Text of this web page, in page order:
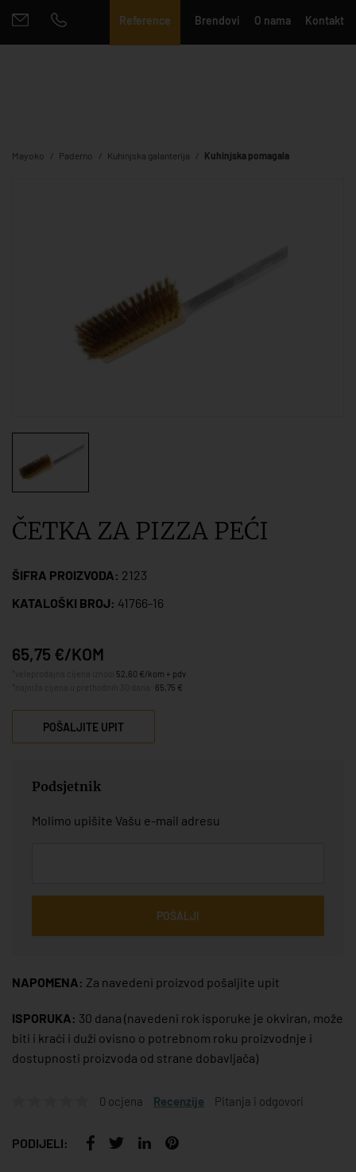
Reference Brendovi O nama Kontakt
Mayoko Paderno Kuhinjska galanterija Kuhinjska pomagala
ČETKA ZA PIZZA PEĆI
ŠIFRA PROIZVODA: 2123
KATALOŠKI BROJ: 41766-16
65,75 €/KOM
52,60 €/kom + pdv
65,75 €
POŠALJITE UPIT
Podsjetnik
Molimo upišite Vašu e-mail adresu
POŠALJI
NAPOMENA: Za navedeni proizvod pošaljite upit
ISPORUKA: 30 dana (navedeni rok isporuke je okviran, može
biti i kraći i duži ovisno o potrebnom roku proizvodnje i
dostupnosti proizvoda od strane dobavljača)
0 ocjena Recenzije Pitanja i odgovori
PODIJELI: